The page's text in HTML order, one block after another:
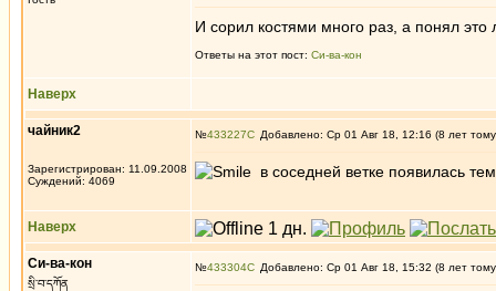
И сорил костями много раз, а понял это
Ответы на этот пост: Си-ва-кон
Наверх
чайник2
Зарегистрирован: 11.09.2008
Суждений: 4069
№433227 Добавлено: Ср 01 Авг 18, 12:16 (8 лет
в соседней ветке появилась
Наверх
Си-ва-кон
སྲི་བ་དཀོན
№433304 Добавлено: Ср 01 Авг 18, 15:32 (8 лет